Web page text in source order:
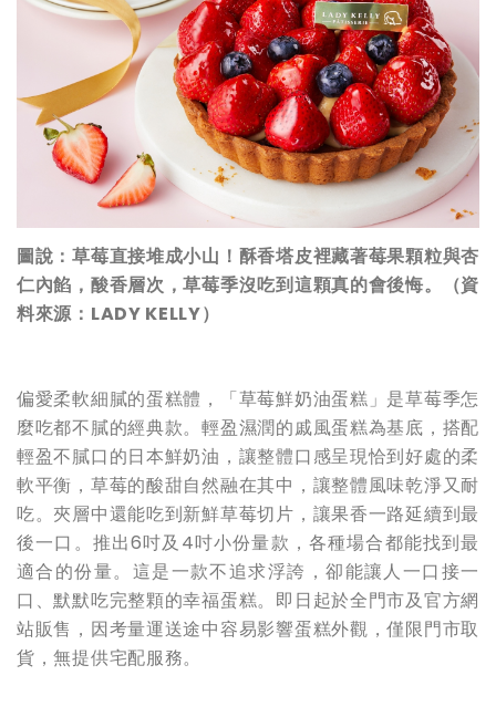
圖說：草莓直接堆成小山！酥香塔皮裡藏著莓果顆粒與杏
仁內餡，酸香層次，草莓季沒吃到這顆真的會後悔。（資
料來源：LADY KELLY）
偏愛柔軟細膩的蛋糕體，「草莓鮮奶油蛋糕」是草莓季怎
麼吃都不膩的經典款。輕盈濕潤的戚風蛋糕為基底，搭配
輕盈不膩口的日本鮮奶油，讓整體口感呈現恰到好處的柔
軟平衡，草莓的酸甜自然融在其中，讓整體風味乾淨又耐
吃。夾層中還能吃到新鮮草莓切片，讓果香一路延續到最
後一口。推出6吋及4吋小份量款，各種場合都能找到最
適合的份量。這是一款不追求浮誇，卻能讓人一口接一
口、默默吃完整顆的幸福蛋糕。即日起於全門市及官方網
站販售，因考量運送途中容易影響蛋糕外觀，僅限門市取
貨，無提供宅配服務。